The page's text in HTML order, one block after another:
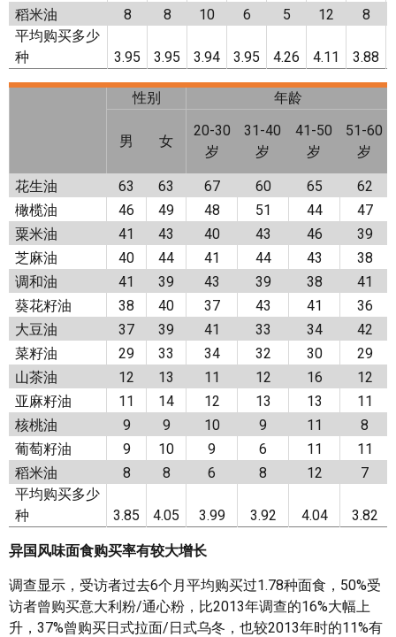
稻米油
8 8 10 6 5 12
8
平均购买多少
种
3.95 3.95 3.94 3.95 4.26 4.11 3.88
性别 年龄
男 女
20-30
岁
31-40
岁
41-50
岁
51-60
岁
花生油 63 63 67 60 65
62
橄榄油
46 49 48 51 44
47
粟米油
41 43 40 43 46
39
芝麻油
40 44 41 44 43
38
调和油
41 39 43 39 38
41
葵花籽油
38 40 37 43 41
36
大豆油
37 39 41 33 34
42
菜籽油
29 33 34 32 30
29
山茶油
12 13 11 12 16
12
亚麻籽油
11 14 12 13 13
11
核桃油
9 9 10 9 11
8
葡萄籽油
9 10 9 6 11
11
稻米油
8 8 6 8 12
7
平均购买多少
种
3.85 4.05 3.99 3.92 4.04 3.82
异国风味面食购买率有较大增长
调查显示，受访者过去6个月平均购买过1.78种面食，50%受
访者曾购买意大利粉/通心粉，比2013年调查的16%大幅上
升，37%曾购买日式拉面/日式乌冬，也较2013年时的11%有